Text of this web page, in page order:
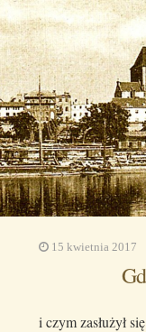
15 kwietnia 2017
i czym zasłużył